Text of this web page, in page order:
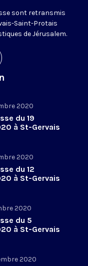
sont retransmis
Saint-Protais
de Jérusalem.
2020
du 19
à St-Gervais
2020
du 12
à St-Gervais
2020
du 5
à St-Gervais
2020